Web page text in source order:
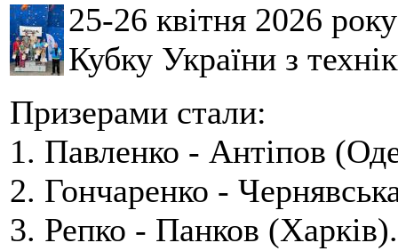
25-26 квітня 2026
Кубку України з
Призерами стали:
1. Павленко - Антіпов
2. Гончаренко -
3. Репко - Панков (Харків).